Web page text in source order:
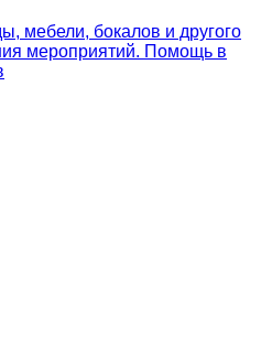
мебели, бокалов и другого
мероприятий. Помощь в